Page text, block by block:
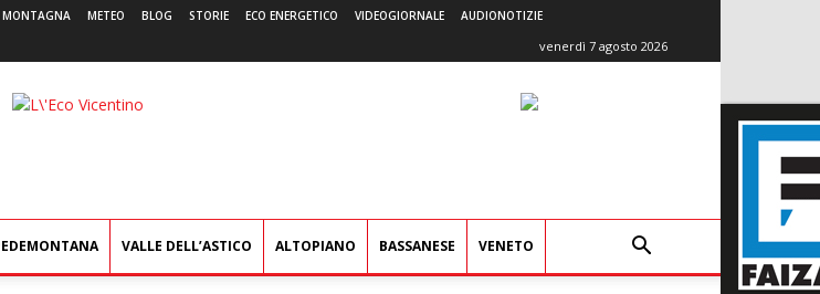
MONTAGNA METEO BLOG STORIE ECO ENERGETICO VIDEOGIORNALE AUDIONOTIZIE
venerdì 7 agosto 2026
L'Eco
VALLE DELL’ASTICO ALTOPIANO BASSANESE VENETO